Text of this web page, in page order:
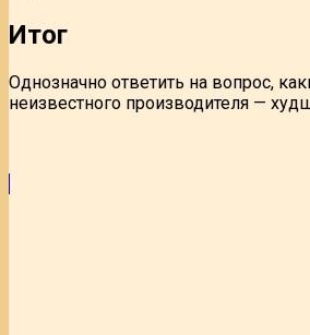
Итог
Однозначно ответить на вопрос,
неизвестного производителя —